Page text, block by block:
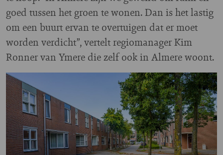
goed tussen het groen te wonen. Dan is het lastig
om een buurt ervan te overtuigen dat er moet
worden verdicht”, vertelt regiomanager Kim
Ronner van Ymere die zelf ook in Almere woont.
Image